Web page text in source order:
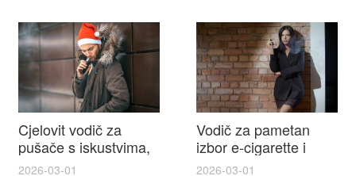
Cjelovit vodič za
pušače s iskustvima,
recenzijama i
2026-03-01
Vodič za pametan
izbor e-cigarette i
savjeti kako postići
2026-03-01